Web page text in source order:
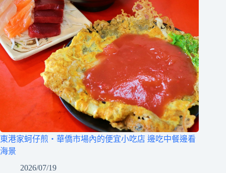
東港家蚵仔煎‧華僑市場內的便宜小吃店 邊吃中餐邊看
海景
2026/07/19